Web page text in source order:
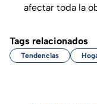
afectar toda la
Tags relacionados
Tendencias